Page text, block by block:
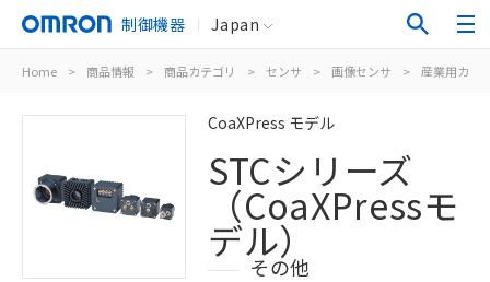
制御機器 Japan
Home > 商品情報 > 商品カテゴリ > センサ > 画像センサ > 産業用カメ
CoaXPress モデル
STCシリーズ
（CoaXPressモ
デル）
その他